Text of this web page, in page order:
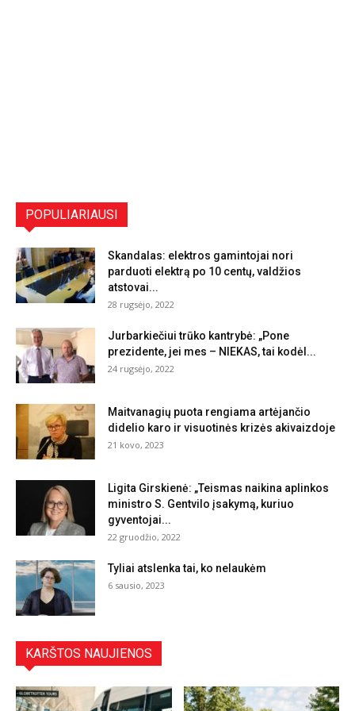
POPULIARIAUSI
Skandalas: elektros gamintojai nori
parduoti elektrą po 10 centų, valdžios
atstovai...
28 rugsėjo, 2022
Jurbarkiečiui trūko kantrybė: „Pone
prezidente, jei mes – NIEKAS, tai kodėl...
24 rugsėjo, 2022
Maitvanagių puota rengiama artėjančio
didelio karo ir visuotinės krizės akivaizdoje
21 kovo, 2023
Ligita Girskienė: „Teismas naikina aplinkos
ministro S. Gentvilo įsakymą, kuriuo
gyventojai...
22 gruodžio, 2022
Tyliai atslenka tai, ko nelaukėm
6 sausio, 2023
KARŠTOS NAUJIENOS